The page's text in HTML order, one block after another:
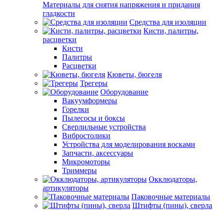
Материалы для снятия напряжения и придания
гладкости
Средства для изоляции
Кисти, палитры,
расцветки
Кисти
Палитры
Расцветки
Кюветы, бюгеля
Трегеры
Оборудование
Вакуумформеры
Горелки
Пылесосы и боксы
Сверлильные устройства
Вибростолики
Устройства для моделирования восками
Запчасти, аксессуары
Микромоторы
Триммеры
Окклюдаторы,
артикуляторы
Паковочные материалы
Штифты (пины), сверла